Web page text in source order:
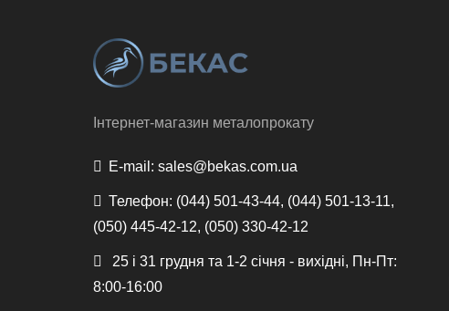
Інтернет-магазин металопрокату
E-mail: sales@bekas.com.ua
Телефон: (044) 501-43-44, (044) 501-13-11,
(050) 445-42-12, (050) 330-42-12
25 і 31 грудня та 1-2 січня - вихідні, Пн-Пт:
8:00-16:00